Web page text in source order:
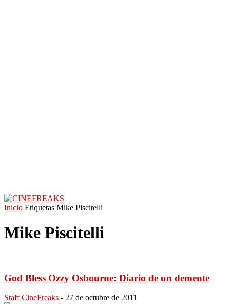
Inicio Etiquetas Mike Piscitelli
Mike Piscitelli
God Bless Ozzy Osbourne: Diario de un demente
Staff CineFreaks - 27 de octubre de 2011